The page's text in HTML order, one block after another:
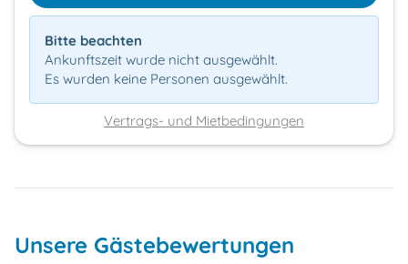
Bitte beachten
Ankunftszeit wurde nicht ausgewählt.
Es wurden keine Personen ausgewählt.
Vertrags- und Mietbedingungen
Unsere Gästebewertungen